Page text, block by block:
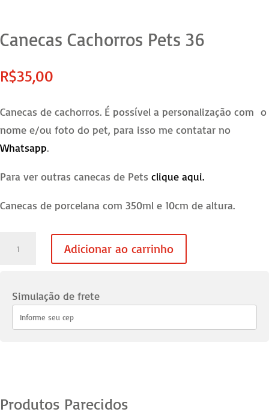
Canecas Cachorros Pets 36
R$35,00
Canecas de cachorros. É possível a personalização com o
nome e/ou foto do pet, para isso me contatar no
Whatsapp.
Para ver outras canecas de Pets clique aqui.
Canecas de porcelana com 350ml e 10cm de altura.
quantidade
Adicionar ao carrinho
Simulação de frete
Produtos Parecidos